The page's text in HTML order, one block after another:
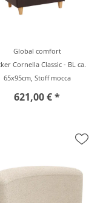
Global comfort
Cornella Classic - BL ca.
65x95cm, Stoff mocca
621,00 € *